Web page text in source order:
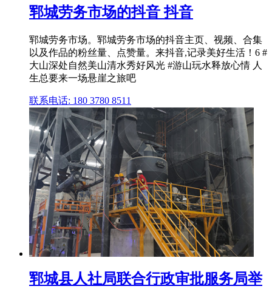
郓城劳务市场的抖音 抖音
郓城劳务市场。郓城劳务市场的抖音主页、视频、合集
以及作品的粉丝量、点赞量。来抖音,记录美好生活！6 #
大山深处自然美山清水秀好风光 #游山玩水释放心情 人
生总要来一场悬崖之旅吧
联系电话: 180 3780 8511
郓城县人社局联合行政审批服务局举